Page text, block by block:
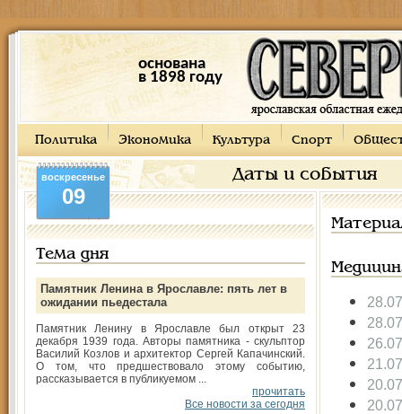
основана
в 1898 году
Политика Экономика Культура Спорт
Даты и события
воскресенье
09
Тема дня
Памятник Ленина в Ярославле: пять лет в
ожидании пьедестала
Памятник Ленину в Ярославле был открыт 23
декабря 1939 года. Авторы памятника - скульптор
Василий Козлов и архитектор Сергей Капачинский.
О том, что предшествовало этому событию,
рассказывается в публикуемом ...
прочитать
Все новости за сегодня